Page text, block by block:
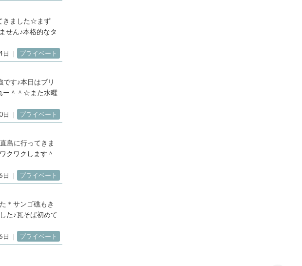
きました☆まず
せん♪本格的なタ
日 ｜ プライベート
す♪本日はブリ
ー＾＾☆また水曜
日 ｜ プライベート
島に行ってきま
クワクします＾
日 ｜ プライベート
＊サンゴ礁もき
た♪瓦そば初めて
日 ｜ プライベート